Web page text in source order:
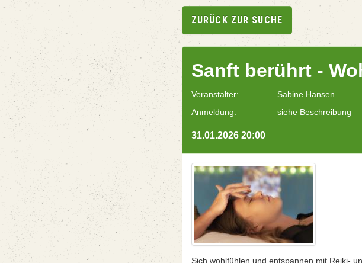
ZURÜCK ZUR SUCHE
Sanft berührt -
Veranstalter: Sabine Hansen
Anmeldung:
siehe Beschreibung
31.01.2026 20:00
Sich wohlfühlen und entspannen mit Reiki-